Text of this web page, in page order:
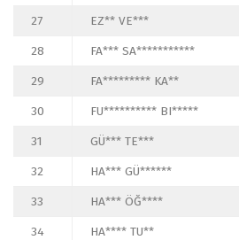
27
EZ** VE***
28
FA*** SA***********
29
FA********* KA**
30
FU********** BI*****
31
GÜ*** TE***
32
HA*** GÜ******
33
HA*** ÖĞ****
34
HA**** TU**